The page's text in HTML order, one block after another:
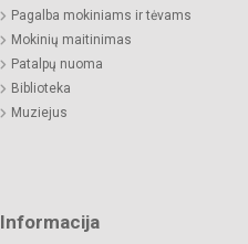
Pagalba mokiniams ir tėvams
Mokinių maitinimas
Patalpų nuoma
Biblioteka
Muziejus
Informacija